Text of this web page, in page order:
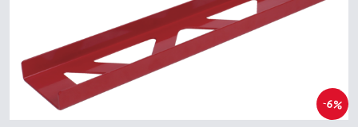
6%